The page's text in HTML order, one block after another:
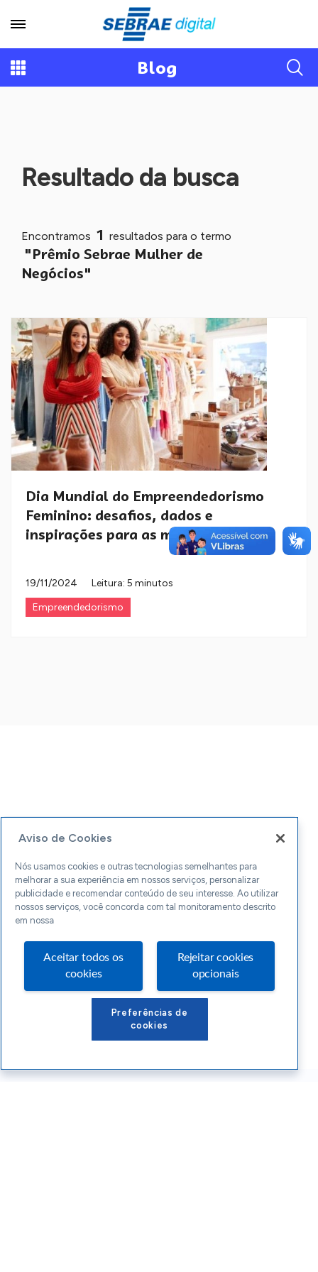
Blog
Resultado da busca
Encontramos 1 resultados para o termo
"Prêmio Sebrae Mulher de
Negócios"
Dia Mundial do Empreendedorismo
Feminino: desafios, dados e
inspirações para as mu...
19/11/2024
Leitura: 5 minutos
Empreendedorismo
Aviso de Cookies
Nós usamos cookies e outras tecnologias semelhantes para
melhorar a sua experiência em nossos serviços, personalizar
publicidade e recomendar conteúdo de seu interesse. Ao utilizar
nossos serviços, você concorda com tal monitoramento descrito
em nossa
Aceitar todos os
cookies
Rejeitar cookies
opcionais
Preferências de
cookies